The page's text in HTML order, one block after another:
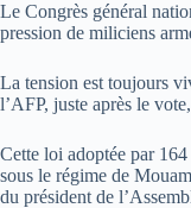
Le Congrès général
pression de miliciens
La tension est toujours
l’AFP, juste après le
Cette loi adoptée par
sous le régime de
du président de